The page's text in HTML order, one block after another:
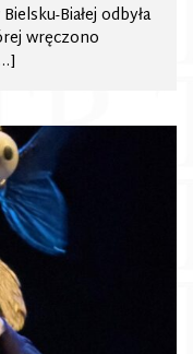
Białej odbyła
wręczono